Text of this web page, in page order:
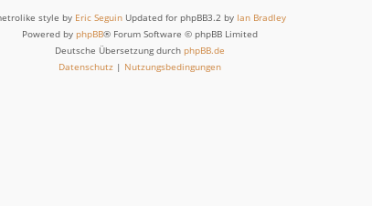
style by Eric Seguin Updated for phpBB3.2 by Ian Bradley
Powered by phpBB® Forum Software © phpBB Limited
Deutsche Übersetzung durch phpBB.de
Datenschutz | Nutzungsbedingungen